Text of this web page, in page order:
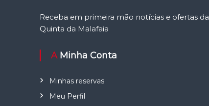
Receba em primeira mão notícias e ofertas da
Quinta da Malafaia
A Minha Conta
Minhas reservas
Meu Perfil